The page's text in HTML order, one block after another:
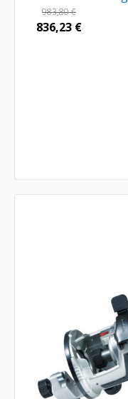
983,80€
836,23 €